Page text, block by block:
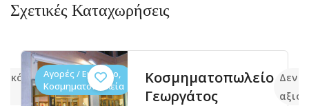
Σχετικές Καταχωρήσεις
ακόμα Αγορές / Εμπόριο,
Κοσμηματοπωλεία
Κοσμηματοπωλείο
Γεωργάτος
Δεν